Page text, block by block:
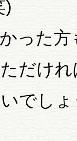
)
った
だけ
でし